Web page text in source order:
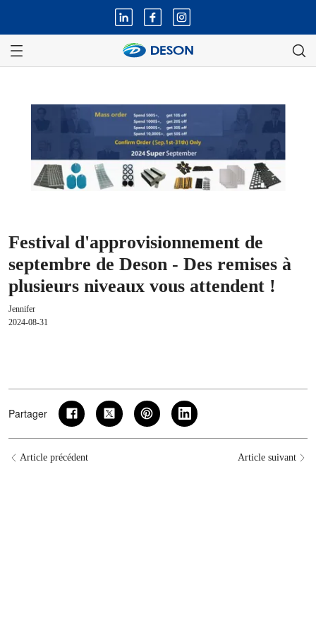
Festival d'approvisionnement de
septembre de Deson - Des remises à
plusieurs niveaux vous attendent !
Jennifer
2024-08-31
Partager
Article précédent Article suivant